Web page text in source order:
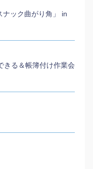
ナック曲がり角」 in
る＆帳簿付け作業会